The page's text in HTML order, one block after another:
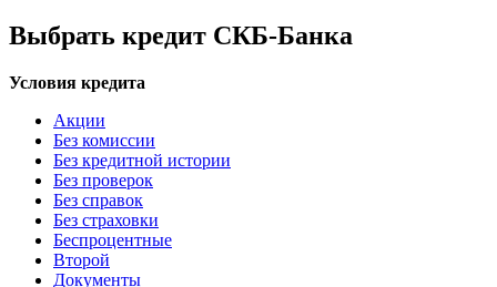
Выбрать кредит СКБ-Банка
Условия кредита
Акции
Без комиссии
Без кредитной истории
Без проверок
Без справок
Без страховки
Беспроцентные
Второй
Документы